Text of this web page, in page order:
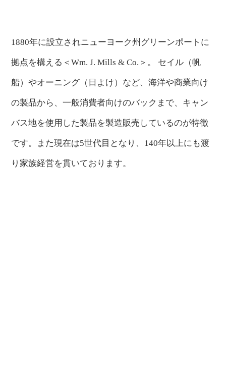
1880年に設立されニューヨーク州グリーンポートに
拠点を構える＜Wm. J. Mills & Co.＞。 セイル（帆
船）やオーニング（日よけ）など、海洋や商業向け
の製品から、一般消費者向けのバックまで、キャン
バス地を使用した製品を製造販売しているのが特徴
です。また現在は5世代目となり、140年以上にも渡
り家族経営を貫いております。